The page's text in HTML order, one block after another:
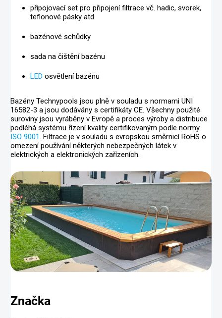
připojovací set pro připojení filtrace vč. hadic, svorek,
teflonové pásky atd.
bazénové schůdky
sada na čištění bazénu
LED osvětlení bazénu
Bazény Technypools jsou plně v souladu s normami UNI
16582-3 a jsou dodávány s certifikáty CE. Všechny použité
suroviny jsou vyráběny v Evropě a proces výroby a distribuce
podléhá systému řízení kvality certifikovaným podle normy
ISO 9001. Filtrace je v souladu s evropskou směrnicí RoHS o
omezení používání některých nebezpečných látek v
elektrických a elektronických zařízeních.
Značka